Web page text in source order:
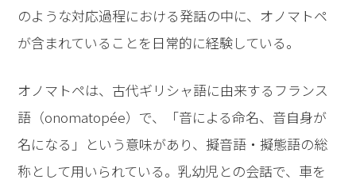
のような対応過程における発話の中に、オノマトペ
が含まれていることを日常的に経験している。
オノマトペは、古代ギリシャ語に由来するフランス
語（onomatopée）で、「音による命名、音自身が
名になる」という意味があり、擬音語・擬態語の総
称として用いられている。乳幼児との会話で、車を